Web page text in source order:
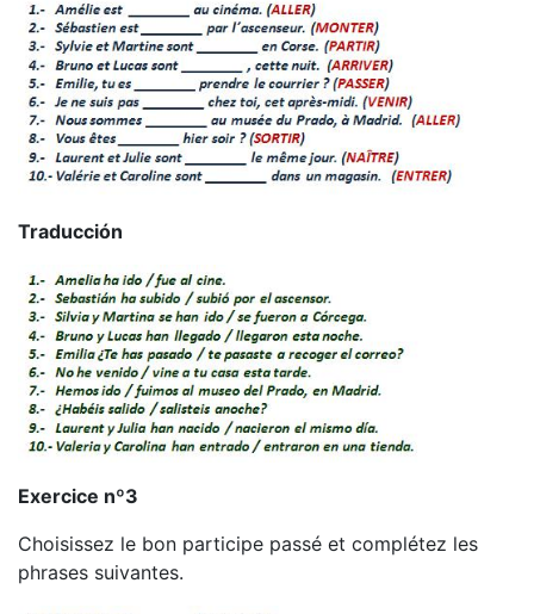
Traducción
Exercice nº3
Choisissez le bon participe passé et complétez les
phrases suivantes.